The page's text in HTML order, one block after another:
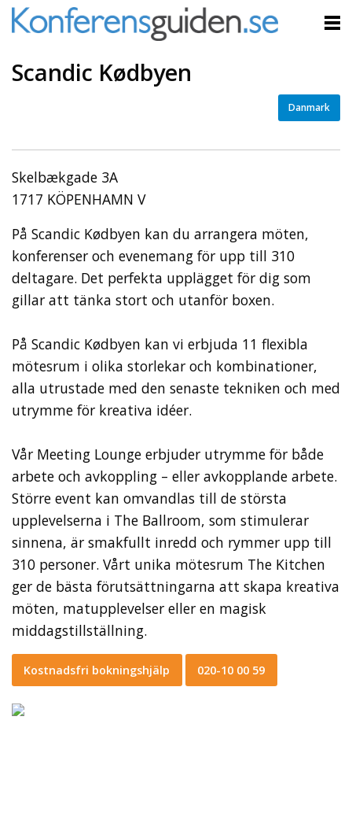
Scandic Kødbyen
Danmark
Skelbækgade 3A
1717 KÖPENHAMN V
På Scandic Kødbyen kan du arrangera möten,
konferenser och evenemang för upp till 310
deltagare. Det perfekta upplägget för dig som
gillar att tänka stort och utanför boxen.
På Scandic Kødbyen kan vi erbjuda 11 flexibla
mötesrum i olika storlekar och kombinationer,
alla utrustade med den senaste tekniken och med
utrymme för kreativa idéer.
Vår Meeting Lounge erbjuder utrymme för både
arbete och avkoppling – eller avkopplande arbete.
Större event kan omvandlas till de största
upplevelserna i The Ballroom, som stimulerar
sinnena, är smakfullt inredd och rymmer upp till
310 personer. Vårt unika mötesrum The Kitchen
ger de bästa förutsättningarna att skapa kreativa
möten, matupplevelser eller en magisk
middagstillställning.
Kostnadsfri bokningshjälp 020-10 00 59